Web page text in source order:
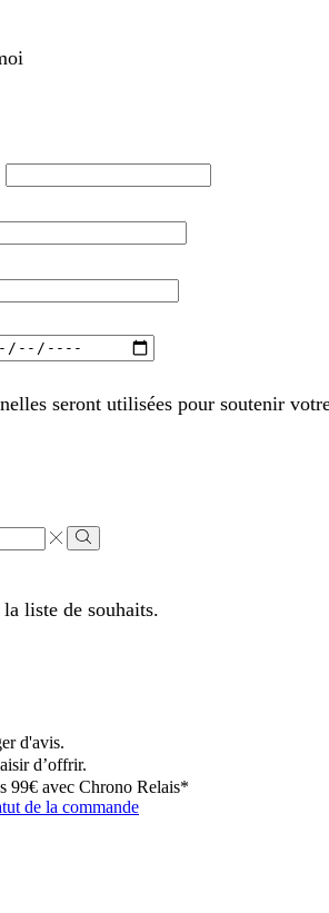
seront utilisées pour soutenir
Rechercher
liste de souhaits.
d'avis.
d’offrir.
99€ avec Chrono Relais*
de la commande